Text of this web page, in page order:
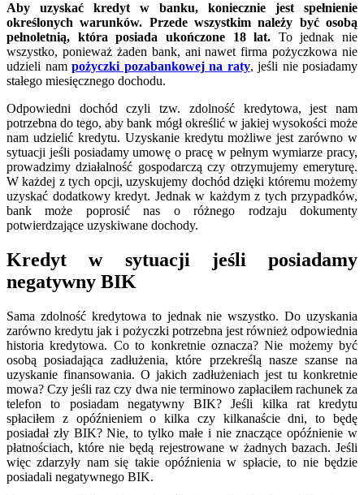
Aby uzyskać kredyt w banku, koniecznie jest spełnienie
określonych warunków. Przede wszystkim należy być osobą
pełnoletnią, która posiada ukończone 18 lat. To jednak nie
wszystko, ponieważ żaden bank, ani nawet firma pożyczkowa nie
udzieli nam pożyczki pozabankowej na raty, jeśli nie posiadamy
stałego miesięcznego dochodu.
Odpowiedni dochód czyli tzw. zdolność kredytowa, jest nam
potrzebna do tego, aby bank mógł określić w jakiej wysokości może
nam udzielić kredytu. Uzyskanie kredytu możliwe jest zarówno w
sytuacji jeśli posiadamy umowę o pracę w pełnym wymiarze pracy,
prowadzimy działalność gospodarczą czy otrzymujemy emeryturę.
W każdej z tych opcji, uzyskujemy dochód dzięki któremu możemy
uzyskać dodatkowy kredyt. Jednak w każdym z tych przypadków,
bank może poprosić nas o różnego rodzaju dokumenty
potwierdzające uzyskiwane dochody.
Kredyt w sytuacji jeśli posiadamy
negatywny BIK
Sama zdolność kredytowa to jednak nie wszystko. Do uzyskania
zarówno kredytu jak i pożyczki potrzebna jest również odpowiednia
historia kredytowa. Co to konkretnie oznacza? Nie możemy być
osobą posiadająca zadłużenia, które przekreślą nasze szanse na
uzyskanie finansowania. O jakich zadłużeniach jest tu konkretnie
mowa? Czy jeśli raz czy dwa nie terminowo zapłaciłem rachunek za
telefon to posiadam negatywny BIK? Jeśli kilka rat kredytu
spłaciłem z opóźnieniem o kilka czy kilkanaście dni, to będę
posiadał zły BIK? Nie, to tylko małe i nie znaczące opóźnienie w
płatnościach, które nie będą rejestrowane w żadnych bazach. Jeśli
więc zdarzyły nam się takie opóźnienia w spłacie, to nie będzie
posiadali negatywnego BIK.